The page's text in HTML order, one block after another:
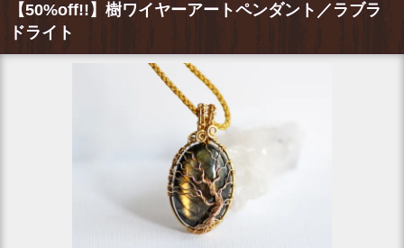
【50%off!!】樹ワイヤーアートペンダント／ラブラ
ドライト